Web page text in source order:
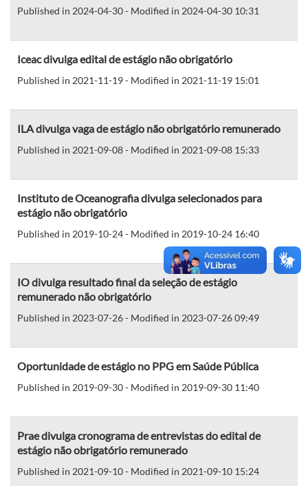
Published in 2024-04-30 - Modified in 2024-04-30 10:31
Iceac divulga edital de estágio não obrigatório
Published in 2021-11-19 - Modified in 2021-11-19 15:01
ILA divulga vaga de estágio não obrigatório remunerado
Published in 2021-09-08 - Modified in 2021-09-08 15:33
Instituto de Oceanografia divulga selecionados para
estágio não obrigatório
Published in 2019-10-24 - Modified in 2019-10-24 16:40
IO divulga resultado final da seleção de estágio
remunerado não obrigatório
Published in 2023-07-26 - Modified in 2023-07-26 09:49
Oportunidade de estágio no PPG em Saúde Pública
Published in 2019-09-30 - Modified in 2019-09-30 11:40
Prae divulga cronograma de entrevistas do edital de
estágio não obrigatório remunerado
Published in 2021-09-10 - Modified in 2021-09-10 15:24